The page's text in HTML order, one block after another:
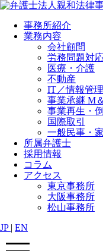
事務所紹介
業務内容
会社顧問
労務問題対
医療・介護
不動産
IT／情報管理
事業承継 M
事業再生・
国際取引
一般民事・
所属弁護士
採用情報
コラム
アクセス
東京事務所
大阪事務所
松山事務所
JP | EN